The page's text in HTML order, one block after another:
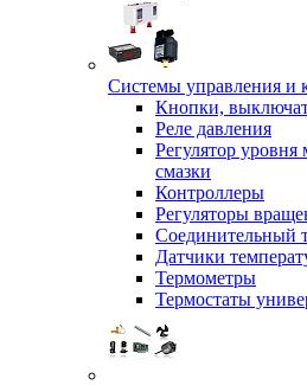
Системы управления и
Кнопки,
Реле давления
Регулятор уровня
смазки
Контроллеры
Регуляторы
Соединительный
Датчики
Термометры
Термостаты